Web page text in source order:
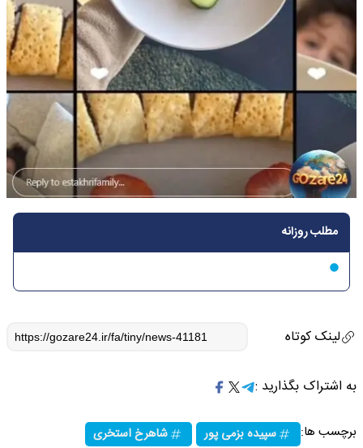
مطلب روزانه
لینک کوتاه
به اشتراک بگذارید :
برچسب ها: سپیده بزمی پور شاهرخ استخری